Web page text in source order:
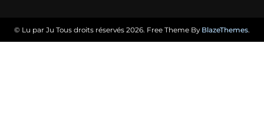
© Lu par Ju Tous droits réservés 2026. Free Theme By BlazeThemes.